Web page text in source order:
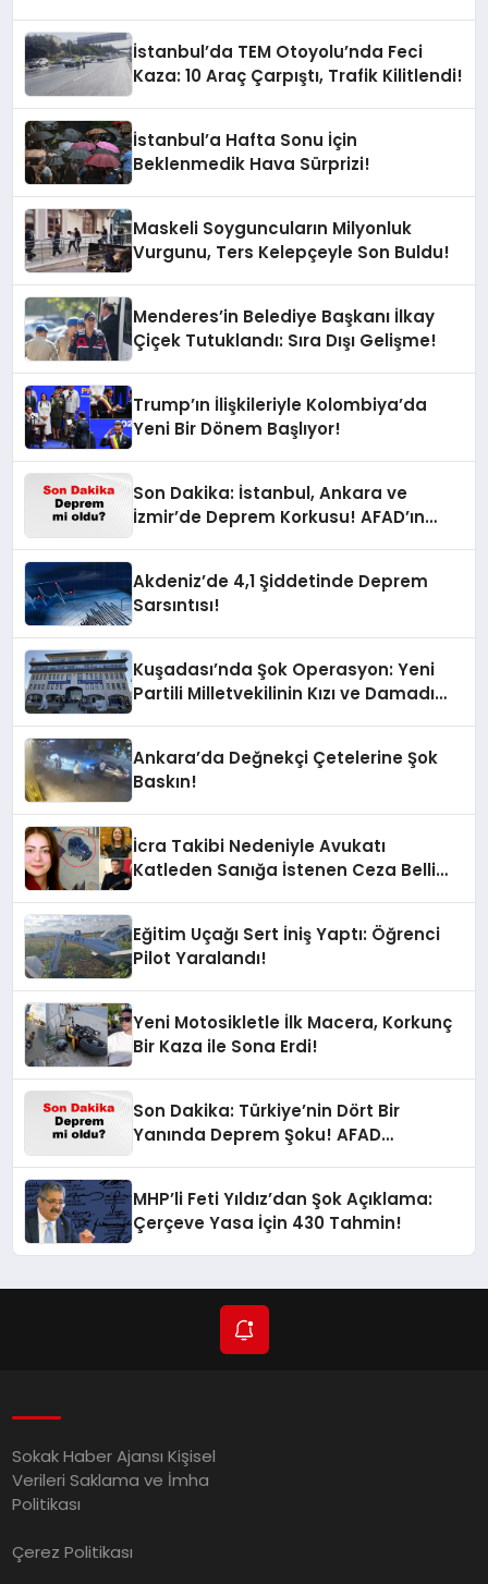
İstanbul’da TEM Otoyolu’nda Feci
Kaza: 10 Araç Çarpıştı, Trafik Kilitlendi!
İstanbul’a Hafta Sonu İçin
Beklenmedik Hava Sürprizi!
Maskeli Soyguncuların Milyonluk
Vurgunu, Ters Kelepçeyle Son Buldu!
Menderes’in Belediye Başkanı İlkay
Çiçek Tutuklandı: Sıra Dışı Gelişme!
Trump’ın İlişkileriyle Kolombiya’da
Yeni Bir Dönem Başlıyor!
Son Dakika: İstanbul, Ankara ve
İzmir’de Deprem Korkusu! AFAD’ın
Akdeniz’de 4,1 Şiddetinde Deprem
Sarsıntısı!
Kuşadası’nda Şok Operasyon: Yeni
Partili Milletvekilinin Kızı ve Damadı
Ankara’da Değnekçi Çetelerine Şok
Baskın!
İcra Takibi Nedeniyle Avukatı
Katleden Sanığa İstenen Ceza Belli
Eğitim Uçağı Sert İniş Yaptı: Öğrenci
Pilot Yaralandı!
Yeni Motosikletle İlk Macera, Korkunç
Bir Kaza ile Sona Erdi!
Son Dakika: Türkiye’nin Dört Bir
Yanında Deprem Şoku! AFAD
MHP’li Feti Yıldız’dan Şok Açıklama:
Çerçeve Yasa İçin 430 Tahmin!
Sokak Haber Ajansı Kişisel
Verileri Saklama ve İmha
Politikası
Çerez Politikası